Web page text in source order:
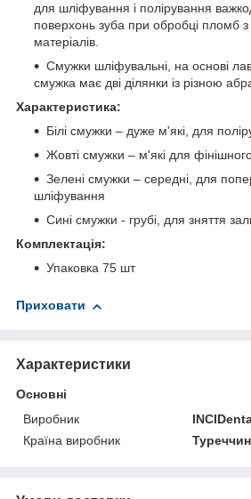
для шліфування і полірування
поверхонь зуба при обробці пломб
матеріалів.
Смужки шліфувальні, на основі
смужка має дві ділянки із різною
Характеристика:
Білі смужки – дуже м'які, для
Жовті смужки – м'які для
Зелені смужки – середні, для
шліфування
Сині смужки - грубі, для зняття
Комплектація:
Упаковка 75 шт
Приховати
Характеристики
Основні
Виробник
Країна виробник